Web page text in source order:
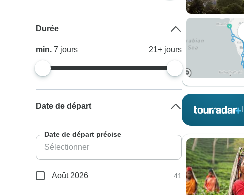
Durée
min.7 jours 21+ jours
Date de départ
Date de départ précise
Août 2026 41